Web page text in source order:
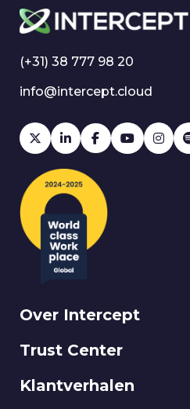
Over Intercept
Trust Center
Klantverhalen
(+31) 38 777 98 20
info@intercept.cloud